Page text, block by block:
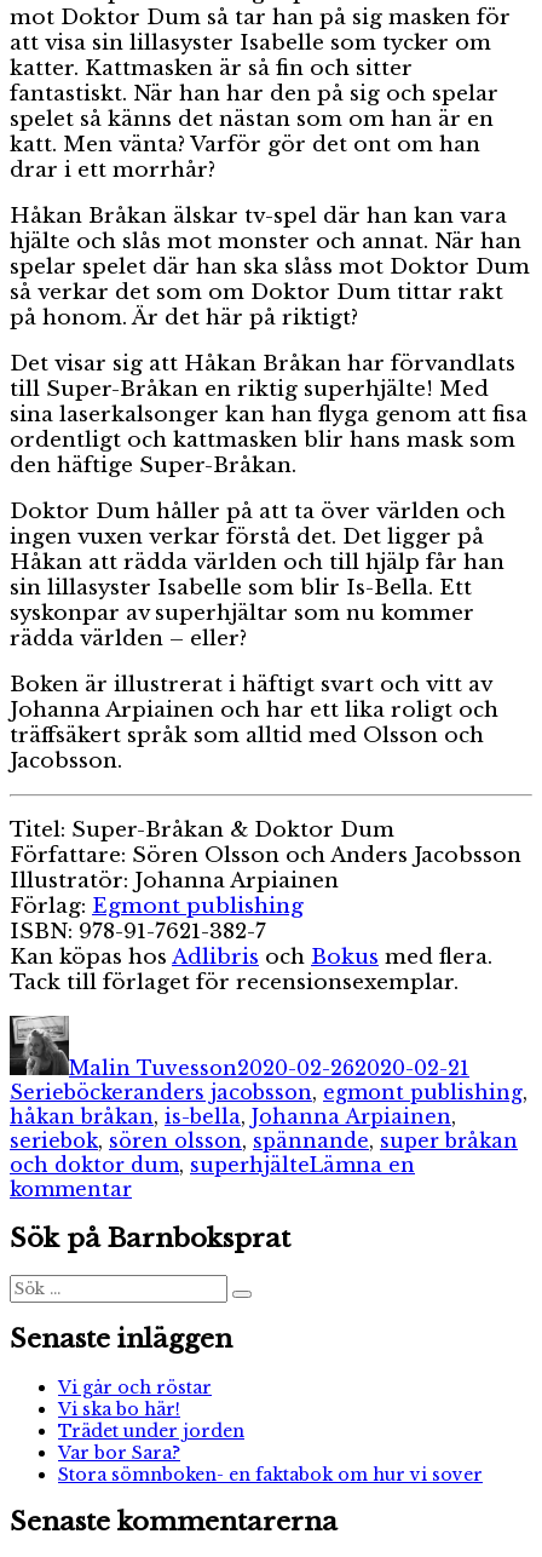
mot Doktor Dum så tar han på sig masken för
att visa sin lillasyster Isabelle som tycker om
katter. Kattmasken är så fin och sitter
fantastiskt. När han har den på sig och spelar
spelet så känns det nästan som om han är en
katt. Men vänta? Varför gör det ont om han
drar i ett morrhår?
Håkan Bråkan älskar tv-spel där han kan vara
hjälte och slås mot monster och annat. När han
spelar spelet där han ska slåss mot Doktor Dum
så verkar det som om Doktor Dum tittar rakt
på honom. Är det här på riktigt?
Det visar sig att Håkan Bråkan har förvandlats
till Super-Bråkan en riktig superhjälte! Med
sina laserkalsonger kan han flyga genom att fisa
ordentligt och kattmasken blir hans mask som
den häftige Super-Bråkan.
Doktor Dum håller på att ta över världen och
ingen vuxen verkar förstå det. Det ligger på
Håkan att rädda världen och till hjälp får han
sin lillasyster Isabelle som blir Is-Bella. Ett
syskonpar av superhjältar som nu kommer
rädda världen – eller?
Boken är illustrerat i häftigt svart och vitt av
Johanna Arpiainen och har ett lika roligt och
träffsäkert språk som alltid med Olsson och
Jacobsson.
Titel: Super-Bråkan & Doktor Dum
Författare: Sören Olsson och Anders Jacobsson
Illustratör: Johanna Arpiainen
Förlag: Egmont publishing
ISBN: 978-91-7621-382-7
Kan köpas hos Adlibris och Bokus med flera.
Tack till förlaget för recensionsexemplar.
Författare
Malin Tuvesson2020-02-262020-02-21
SerieböckerEtiketter
anders jacobsson, egmont publishing,
håkan bråkan, is-bella, Johanna Arpiainen,
seriebok, sören olsson, spännande, super bråkan
och doktor dum, superhjälteLämna en
kommentartill
Bråkan
Dum
Sök på Barnboksprat
Sök
efter:
Sök
Senaste inläggen
Vi går och röstar
Vi ska bo här!
Trädet under jorden
Var bor Sara?
Stora sömnboken- en faktabok om hur vi sover
Senaste kommentarerna